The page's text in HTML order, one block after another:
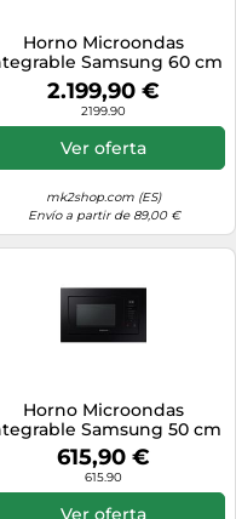
Horno Microondas
Samsung 60 cm
Línea Infinite
NQ50T9539BD/ET Gris
grafito
2.199,90 €
2199.90
Ver oferta
mk2shop.com (ES)
Envío a partir de 89,00 €
Horno Microondas
Samsung 50 cm
MG23A7318CK/E1 Negro
615,90 €
615.90
Ver oferta